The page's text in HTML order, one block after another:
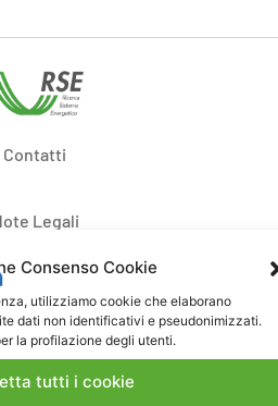
Consenso Cookie
utilizziamo cookie che elaborano
dati non identificativi e pseudonimizzati.
la profilazione degli utenti.
tutti i cookie
Contatti
Legali
Dove siamo
gara e contratti